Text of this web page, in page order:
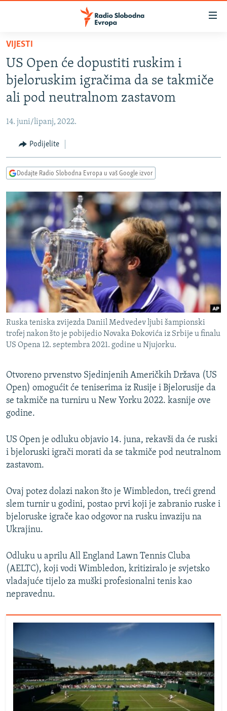
Pređite
glavni
sadržaj
Pređite
na
glavnu
navigaciju
Pređite
na
pretragu
BOSNA I HERCEGOVINA
SRBIJA
CRNA GORA
VIZUELNO
INFOGRAFIKE
RAT U UKRAJINI
KINA NA BALKANU
RSE PRIČE IZ SVIJETA
ISPRIČAJ MI
DNEVNO@RSE
SPECIJALI RSE
VIŠE OD NASLOVA
GENOCID U SREBRENICI
POPLAVE I KLIZIŠTA U BIH 2024.
TV LIBERTY
MOJA EVROPA
TRI DECENIJE OD RATA U BIH
NASTANAK I RASPAD JUGOSLAVIJE
PRATITE NAS
Sve RFE/RL stranice
VIJESTI
US Open će dopustiti ruskim i
bjeloruskim igračima da se takmiče
ali pod neutralnom zastavom
14. juni/lipanj, 2022.
Podijelite
Dodajte Radio Slobodna Evropa u vaš Google izvor
Ruska teniska zvijezda Daniil Medvedev ljubi šampionski
trofej nakon što je pobijedio Novaka Đokovića iz Srbije u finalu
US Opena 12. septembra 2021. godine u Njujorku.
Otvoreno prvenstvo Sjedinjenih Američkih Država (US
Open) omogućit će teniserima iz Rusije i Bjelorusije da
se takmiče na turniru u New Yorku 2022. kasnije ove
godine.
US Open je odluku objavio 14. juna, rekavši da će ruski
i bjeloruski igrači morati da se takmiče pod neutralnom
zastavom.
Ovaj potez dolazi nakon što je Wimbledon, treći grend
slem turnir u godini, postao prvi koji je zabranio ruske i
bjeloruske igrače kao odgovor na rusku invaziju na
Ukrajinu.
Odluku u aprilu All England Lawn Tennis Cluba
(AELTC), koji vodi Wimbledon, kritiziralo je svjetsko
vladajuće tijelo za muški profesionalni tenis kao
nepravednu.